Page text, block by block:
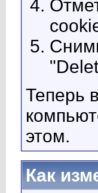
Теперь
этом.
Как